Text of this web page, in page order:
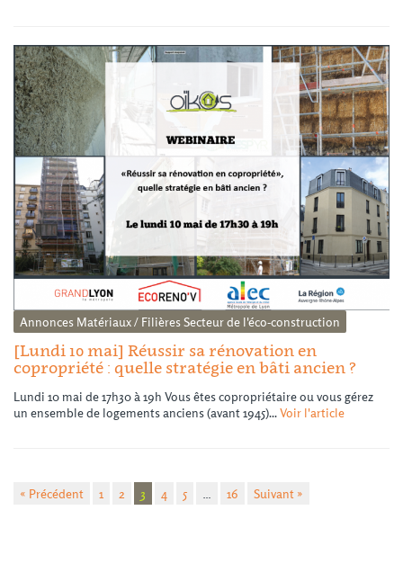
Annonces Matériaux / FilièresSecteur de l'éco-construction
[Lundi 10 mai] Réussir sa rénovation en
copropriété : quelle stratégie en bâti ancien ?
Lundi 10 mai de 17h30 à 19h Vous êtes copropriétaire ou vous gérez
un ensemble de logements anciens (avant 1945)...Voir l'article
« Précédent 1 2 3 4 5 16 Suivant »